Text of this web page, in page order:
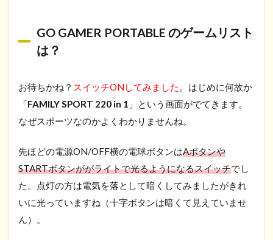
GO GAMER PORTABLE のゲームリスト
は？
お待ちかね？ スイッチONしてみました 。はじめに何故か
「FAMILY SPORT 220 in 1 」という画面がでてきます。
なぜスポーツなのかよくわかりませんね。
先ほどの電源ON/OFF横の電球ボタンはAボタンや
STARTボタンががライトで光るようになるスイッチでし
た。点灯の方は電気を落として暗くしてみましたがきれ
いに光っていますね（十字ボタンは暗くて見えていませ
ん）。